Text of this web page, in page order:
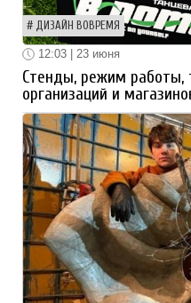
ДИЗАЙН ВОВРЕМЯ
12:03 | 23 июня
Стенды, режим работы,
организаций и